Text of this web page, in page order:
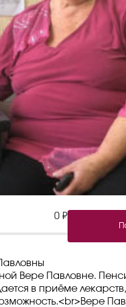
0 ₽
Вере Павловне.
в приёме